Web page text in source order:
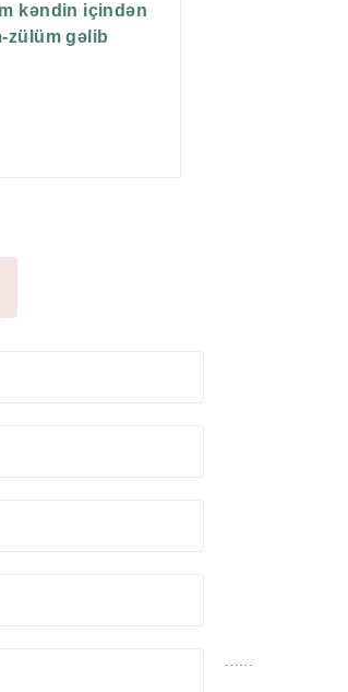
kəndin içindən
zülüm gəlib